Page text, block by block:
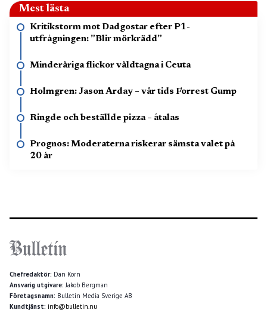
Mest lästa
Kritikstorm mot Dadgostar efter P1-
utfrågningen: ”Blir mörkrädd”
Minderåriga flickor våldtagna i Ceuta
Holmgren: Jason Arday – vår tids Forrest Gump
Ringde och beställde pizza – åtalas
Prognos: Moderaterna riskerar sämsta valet på
20 år
Chefredaktör: Dan Korn
Ansvarig utgivare: Jakob Bergman
Företagsnamn: Bulletin Media Sverige AB
Kundtjänst: info@bulletin.nu